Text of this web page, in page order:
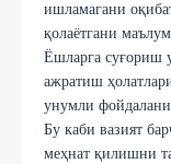
ишламагани
қолаётгани
Ёшларга суғориш
ажратиш
унумли
Бу каби вазият
меҳнат қилишни